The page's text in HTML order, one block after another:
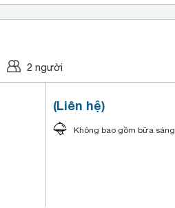
2 người
(Liên hệ)
Không bao gồm bữa sáng